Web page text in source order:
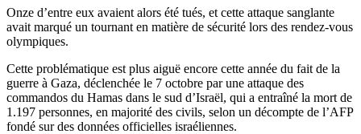
Onze d’entre eux avaient alors été tués, et cette attaque sanglante
avait marqué un tournant en matière de sécurité lors des rendez-vous
olympiques.
Cette problématique est plus aiguë encore cette année du fait de la
guerre à Gaza, déclenchée le 7 octobre par une attaque des
commandos du Hamas dans le sud d’Israël, qui a entraîné la mort de
1.197 personnes, en majorité des civils, selon un décompte de l’AFP
fondé sur des données officielles israéliennes.